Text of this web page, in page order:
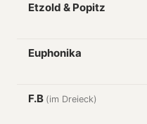
Etzold & Popitz
Euphonika
F.B (im Dreieck)